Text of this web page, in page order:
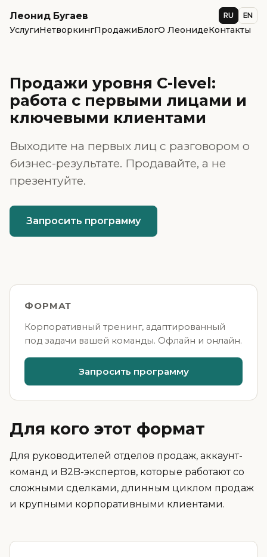
Леонид Бугаев
УслугиНетворкингПродажиБлогО ЛеонидеКонтакты
RU EN
Продажи уровня C-level:
работа с первыми лицами и
ключевыми клиентами
Выходите на первых лиц с разговором о
бизнес-результате. Продавайте, а не
презентуйте.
Запросить программу
Для кого этот формат
Для руководителей отделов продаж, аккаунт-
команд и B2B-экспертов, которые работают со
сложными сделками, длинным циклом продаж
и крупными корпоративными клиентами.
ФОРМАТ
Корпоративный тренинг, адаптированный
под задачи вашей команды. Офлайн и онлайн.
Запросить программу